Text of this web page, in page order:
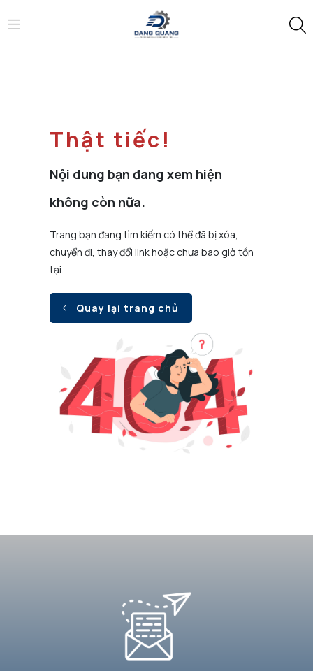
Thật tiếc!
Nội dung bạn đang xem hiện
không còn nữa.
Trang bạn đang tìm kiếm có thể đã bị xóa,
chuyển đi, thay đổi link hoặc chưa bao giờ tồn
tại.
Quay lại trang chủ